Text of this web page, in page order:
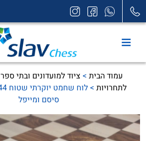
עמוד הבית > ציוד למועדונים ובתי ספר
לתחרויות
סיסם ומייפל